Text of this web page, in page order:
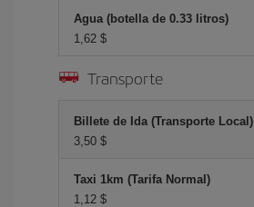
Agua (botella de 0.33 litros)
1,62 $
Transporte
Billete de Ida (Transporte Local)
3,50 $
Taxi 1km (Tarifa Normal)
1,12 $